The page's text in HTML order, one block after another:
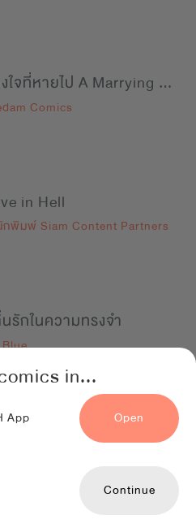
in...
App Open
Continue
ดวงใจที่หายไป A Marrying Man
Comics
in Hell
กพิมพ์ Siam Content Partners
รักในความทรงจำ